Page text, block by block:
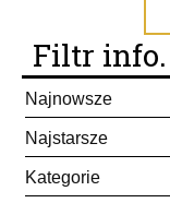
Filtr info.
Najnowsze
Najstarsze
Kategorie